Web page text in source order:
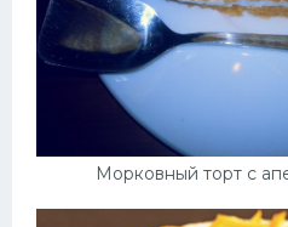
Морковный торт с